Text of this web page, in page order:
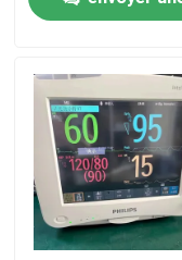
Produits
Vidéos
À propos de nous
Visite de l'usine